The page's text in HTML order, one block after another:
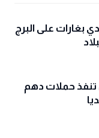
بغارات على البرج
تنفذ حملات دهم